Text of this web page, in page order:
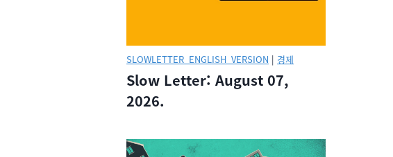
SLOWLETTER_ENGLISH_VERSION | 경제
Slow Letter: August 07,
2026.